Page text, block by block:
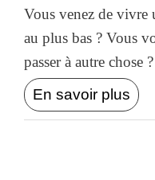
Vous venez de vivre
au plus bas ? Vous
passer à autre chose ?
En savoir plus